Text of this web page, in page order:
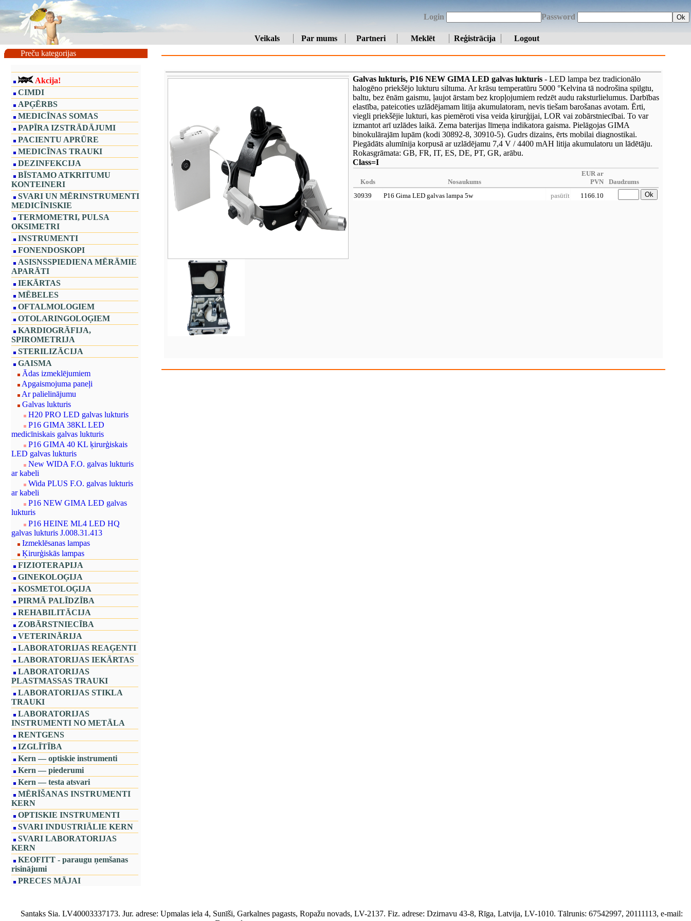
Login Password Ok
Veikals Par mums Partneri Meklēt Reģistrācija
Logout
Preču kategorijas
Akcija!
CIMDI
APĢĒRBS
MEDICĪNAS SOMAS
PAPĪRA IZSTRĀDĀJUMI
PACIENTU APRŪRE
MEDICĪNAS TRAUKI
DEZINFEKCIJA
BĪSTAMO ATKRITUMU
KONTEINERI
SVARI UN MĒRINSTRUMENTI
MEDICĪNISKIE
TERMOMETRI, PULSA
OKSIMETRI
INSTRUMENTI
FONENDOSKOPI
ASISNSSPIEDIENA MĒRĀMIE
APARĀTI
IEKĀRTAS
MĒBELES
OFTALMOLOGIEM
OTOLARINGOLOĢIEM
KARDIOGRĀFIJA,
SPIROMETRIJA
STERILIZĀCIJA
GAISMA
Ādas izmeklējumiem
Apgaismojuma paneļi
Ar palielinājumu
Galvas lukturis
H20 PRO LED galvas lukturis
P16 GIMA 38KL LED
medicīniskais galvas lukturis
P16 GIMA 40 KL ķirurģiskais
LED galvas lukturis
New WIDA F.O. galvas lukturis
ar kabeli
Wida PLUS F.O. galvas lukturis
ar kabeli
P16 NEW GIMA LED galvas
lukturis
P16 HEINE ML4 LED HQ
galvas lukturis J.008.31.413
Izmeklēsanas lampas
Ķirurģiskās lampas
FIZIOTERAPIJA
GINEKOLOĢIJA
KOSMETOLOĢIJA
PIRMĀ PALĪDZĪBA
REHABILITĀCIJA
ZOBĀRSTNIECĪBA
VETERINĀRIJA
LABORATORIJAS REAĢENTI
LABORATORIJAS IEKĀRTAS
LABORATORIJAS
PLASTMASSAS TRAUKI
LABORATORIJAS STIKLA
TRAUKI
LABORATORIJAS
INSTRUMENTI NO METĀLA
RENTGENS
IZGLĪTĪBA
Kern — optiskie instrumenti
Kern — piederumi
Kern — testa atsvari
MĒRĪŠANAS INSTRUMENTI
KERN
OPTISKIE INSTRUMENTI
SVARI INDUSTRIĀLIE KERN
SVARI LABORATORIJAS
KERN
KEOFITT - paraugu ņemšanas
risinājumi
PRECES MĀJAI
Galvas lukturis, P16 NEW GIMA LED galvas lukturis - LED lampa bez tradicionālo
halogēno priekšējo lukturu siltuma. Ar krāsu temperatūru 5000 °Kelvina tā nodrošina spilgtu,
baltu, bez ēnām gaismu, ļaujot ārstam bez kropļojumiem redzēt audu raksturlielumus. Darbības
elastība, pateicoties uzlādējamam litija akumulatoram, nevis tiešam barošanas avotam. Ērti,
viegli priekšējie lukturi, kas piemēroti visa veida ķirurģijai, LOR vai zobārstniecībai. To var
izmantot arī uzlādes laikā. Zema baterijas līmeņa indikatora gaisma. Pielāgojas GIMA
binokulārajām lupām (kodi 30892-8, 30910-5). Gudrs dizains, ērts mobilai diagnostikai.
Piegādāts alumīnija korpusā ar uzlādējamu 7,4 V / 4400 mAH litija akumulatoru un lādētāju.
Rokasgrāmata: GB, FR, IT, ES, DE, PT, GR, arābu.
Class=I
Kods Nosaukums
EUR ar
PVN
Daudzums
30939
P16 Gima LED galvas lampa 5w pasūtīt 1166.10 Ok
Santaks Sia. LV40003337173. Jur. adrese: Upmalas iela 4, Sunīši, Garkalnes pagasts, Ropažu novads, LV-2137. Fiz. adrese: Dzirnavu 43-8, Rīga, Latvija, LV-1010. Tālrunis: 67542997, 20111113, e-mail: